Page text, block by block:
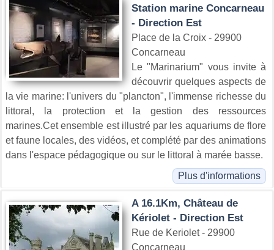
Station marine Concarneau
- Direction Est
Place de la Croix - 29900
Concarneau
Le "Marinarium" vous invite à
découvrir quelques aspects de
la vie marine: l'univers du "plancton", l'immense richesse du
littoral, la protection et la gestion des ressources
marines.Cet ensemble est illustré par les aquariums de flore
et faune locales, des vidéos, et complété par des animations
dans l'espace pédagogique ou sur le littoral à marée basse.
Plus d'informations
A 16.1Km, Château de
Kériolet - Direction Est
Rue de Keriolet - 29900
Concarneau